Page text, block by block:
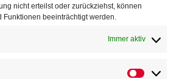
nicht erteilst oder zurückziehst, können
Funktionen beeinträchtigt werden.
Immer aktiv